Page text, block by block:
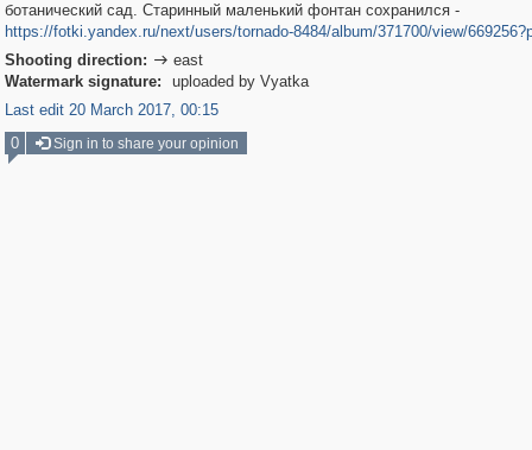
ботанический сад. Старинный маленький фонтан сохранился -
https://fotki.yandex.ru/next/users/tornado-8484/album/371700/view/
Shooting direction:  east
Watermark signature:
uploaded by Vyatka
Last edit 20 March 2017, 00:15
0
Sign in to share your opinion